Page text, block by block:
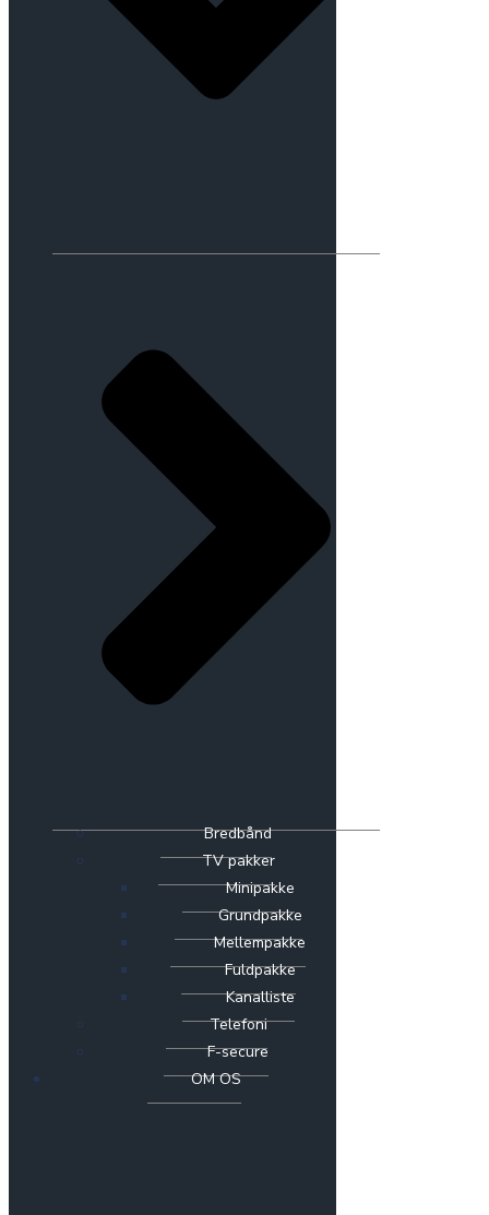
Bredbånd
TV pakker
Minipakke
Grundpakke
Mellempakke
Fuldpakke
Kanalliste
Telefoni
F-secure
OM OS